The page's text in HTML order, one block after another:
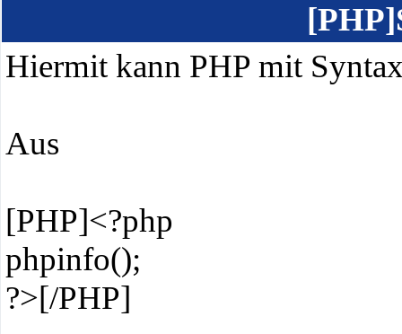
Hiermit kann PHP mit
Aus
[PHP]<?php
phpinfo();
?>[/PHP]